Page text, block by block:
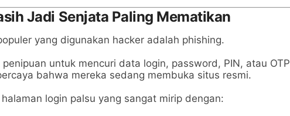
Jadi Senjata Paling Mematikan
yang digunakan hacker adalah phishing.
untuk mencuri data login, password, PIN, atau OTP
bahwa mereka sedang membuka situs resmi.
login palsu yang sangat mirip dengan: